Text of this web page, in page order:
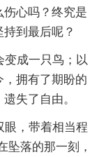
心吗？终究是
到最后呢？
成一只鸟；以
拥有了期盼的
失了自由。
，带着相当程
坠落的那一刻，